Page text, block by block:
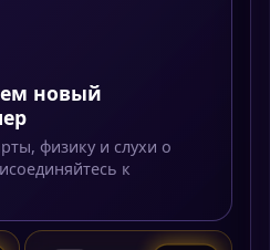
новый
физику и слухи о
к